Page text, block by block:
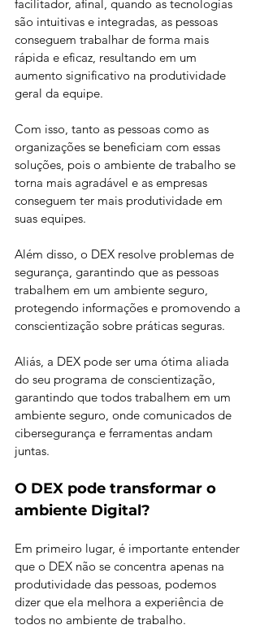
facilitador, afinal, quando as tecnologias
são intuitivas e integradas, as pessoas
conseguem trabalhar de forma mais
rápida e eficaz, resultando em um
aumento significativo na produtividade
geral da equipe.
Com isso, tanto as pessoas como as
organizações se beneficiam com essas
soluções, pois o ambiente de trabalho se
torna mais agradável e as empresas
conseguem ter mais produtividade em
suas equipes.
Além disso, o DEX resolve problemas de
segurança, garantindo que as pessoas
trabalhem em um ambiente seguro,
protegendo informações e promovendo a
conscientização sobre práticas seguras.
Aliás, a DEX pode ser uma ótima aliada
do seu programa de conscientização,
garantindo que todos trabalhem em um
ambiente seguro, onde comunicados de
cibersegurança e ferramentas andam
juntas.
O DEX pode transformar o
ambiente Digital?
Em primeiro lugar, é importante entender
que o DEX não se concentra apenas na
produtividade das pessoas, podemos
dizer que ela melhora a experiência de
todos no ambiente de trabalho.